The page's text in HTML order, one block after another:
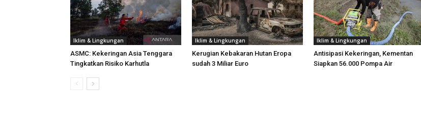
Iklim & Lingkungan
ASMC: Kekeringan Asia Tenggara
Tingkatkan Risiko Karhutla
Iklim & Lingkungan
Kerugian Kebakaran Hutan Eropa
sudah 3 Miliar Euro
Iklim & Lingkungan
Antisipasi Kekeringan, Kementan
Siapkan 56.000 Pompa Air